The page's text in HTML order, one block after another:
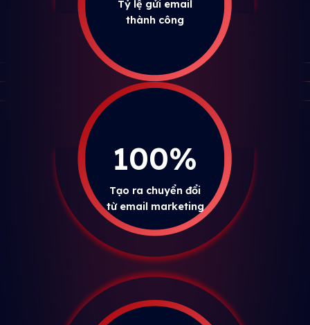
Tỷ lệ gửi email
thành công
100%
Tạo ra chuyển đổi
từ email marketing